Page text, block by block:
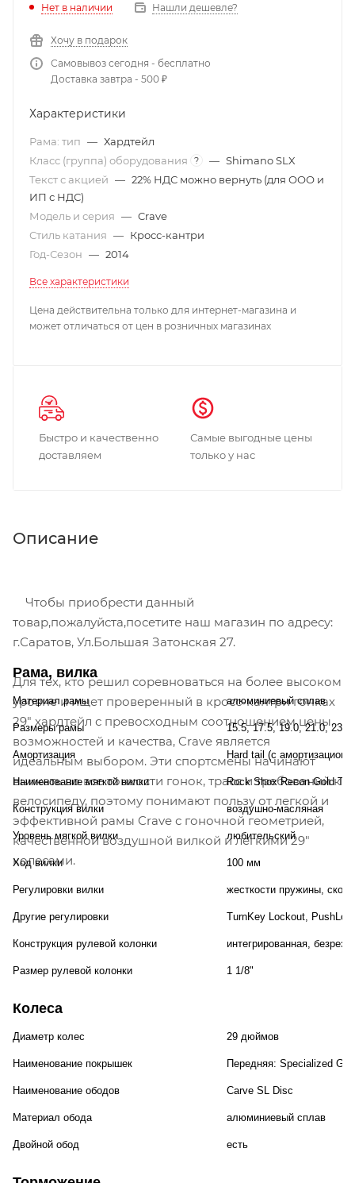
Нет в наличии Нашли дешевле?
Хочу в подарок
Самовывоз сегодня - бесплатно
Доставка завтра - 500 ₽
Характеристики
Рама: тип — Хардтейл
Класс (группа) оборудования
? — Shimano SLX
Текст с акцией — 22% НДС можно вернуть (для ООО и
ИП с НДС)
Модель и серия — Crave
Стиль катания — Кросс-кантри
Год-Сезон — 2014
Все характеристики
Цена действительна только для интернет-магазина и
может отличаться от цен в розничных магазинах
Быстро и качественно
доставляем
Самые выгодные цены
только у нас
Описание
Чтобы приобрести данный
товар,пожалуйста,посетите наш магазин по адресу:
г.Саратов, Ул.Большая Затонская 27.
Для тех, кто решил соревноваться на более высоком
уровне и ищет проверенный в кросс-кантри гонках
29" хардтейл с превосходным соотношением цены,
возможностей и качества, Crave является
идеальным выбором. Эти спортсмены начинают
вникать во все тонкости гонок, трасс и требований к
велосипеду, поэтому понимают пользу от легкой и
эффективной рамы Crave с гоночной геометрией,
качественной воздушной вилкой и легкими 29"
колесами.
Рама, вилка
Материал рамы алюминиевый сплав
Размеры рамы 15.5, 17.5, 19.0, 21.0,
Амортизация Hard tail (с
Наименование мягкой вилки Rock Shox Recon Gold TK
Конструкция вилки воздушно-масляная
Уровень мягкой вилки любительский
Ход вилки 100 мм
Регулировки вилки жесткости пружины,
Другие регулировки TurnKey Lockout, PushLoc
Конструкция рулевой колонки интегрированная,
Размер рулевой колонки 1 1/8"
Колеса
Диаметр колес 29 дюймов
Наименование покрышек Передняя: Specialized
Наименование ободов Carve SL Disc
Материал обода алюминиевый сплав
Двойной обод есть